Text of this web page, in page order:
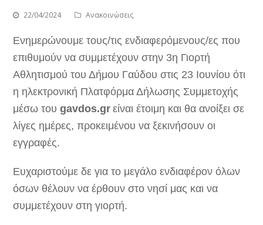
22/04/2024 Ανακοινώσεις
Ενημερώνουμε τους/τις ενδιαφερόμενους/ες που
επιθυμούν να συμμετέχουν στην 3η Γιορτή
Αθλητισμού του Δήμου Γαύδου στις 23 Ιουνίου ότι
η ηλεκτρονική Πλατφόρμα Δήλωσης Συμμετοχής
μέσω τουgavdos.gr είναι έτοιμη και θα ανοίξει σε
λίγες ημέρες, προκειμένου να ξεκινήσουν οι
εγγραφές.
Ευχαριστούμε δε για το μεγάλο ενδιαφέρον όλων
όσων θέλουν να έρθουν στο νησί μας και να
συμμετέχουν στη γιορτή.